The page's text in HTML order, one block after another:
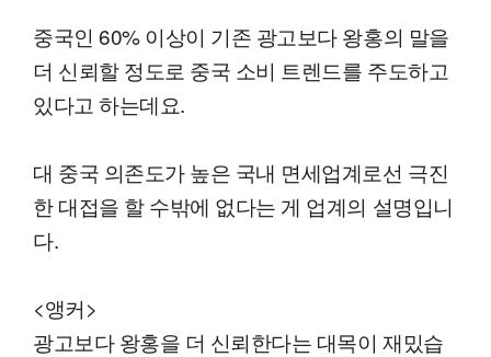
중국인 60% 이상이 기존 광고보다 왕홍의 말을
더 신뢰할 정도로 중국 소비 트렌드를 주도하고
있다고 하는데요.
대 중국 의존도가 높은 국내 면세업계로선 극진
한 대접을 할 수밖에 없다는 게 업계의 설명입니
다.
<앵커>
광고보다 왕홍을 더 신뢰한다는 대목이 재밌습